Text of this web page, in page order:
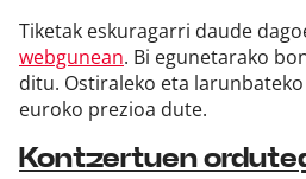
Tiketak eskuragarri daude
webgunean. Bi egunetarako
ditu. Ostiraleko eta
euroko prezioa dute.
Kontzertuen